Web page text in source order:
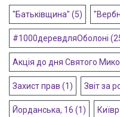
"Батьківщина" (5)
#1000деревдляОболоні
Акція до дня Святого
Захист прав (1) Звіт за
Йорданська, 16 (1)